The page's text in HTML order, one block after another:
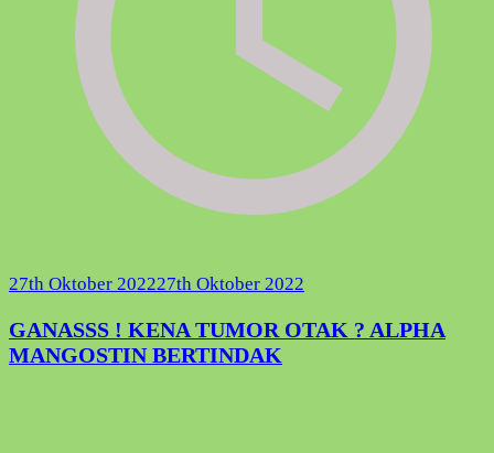
27th Oktober 202227th Oktober 2022
GANASSS ! KENA TUMOR OTAK ? ALPHA
MANGOSTIN BERTINDAK